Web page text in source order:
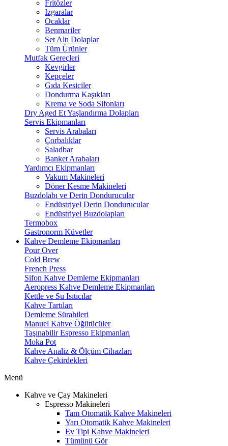
Fritözler
Izgaralar
Ocaklar
Benmariler
Set Altı Dolaplar
Tüm Ürünler
Mutfak Gereçleri
Kevgirler
Kepçeler
Gıda Kesiciler
Dondurma Kaşıkları
Krema ve Soda Sifonları
Dry Aged Et Yaşlandırma Dolapları
Servis Ekipmanları
Servis Arabaları
Çorbalıklar
Saladbar
Banket Arabaları
Yardımcı Ekipmanları
Vakum Makineleri
Döner Kesme Makineleri
Buzdolabı ve Derin Dondurucular
Endüstriyel Derin Dondurucular
Endüstriyel Buzdolapları
Termobox
Gastronorm Küvetler
Kahve Demleme Ekipmanları
Pour Over
Cold Brew
French Press
Sifon Kahve Demleme Ekipmanları
Aeropress Kahve Demleme Ekipmanları
Kettle ve Su Isıtıcılar
Kahve Tartıları
Demleme Sürahileri
Manuel Kahve Öğütücüler
Taşınabilir Espresso Ekipmanları
Moka Pot
Kahve Analiz & Ölçüm Cihazları
Kahve Çekirdekleri
Menü
Kahve ve Çay Makineleri
Espresso Makineleri
Tam Otomatik Kahve Makineleri
Yarı Otomatik Kahve Makineleri
Ev Tipi Kahve Makineleri
Tümünü Gör